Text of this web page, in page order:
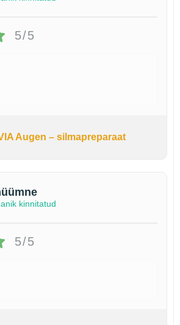
5/5
Augen – silmapreparaat
kinnitatud
5/5